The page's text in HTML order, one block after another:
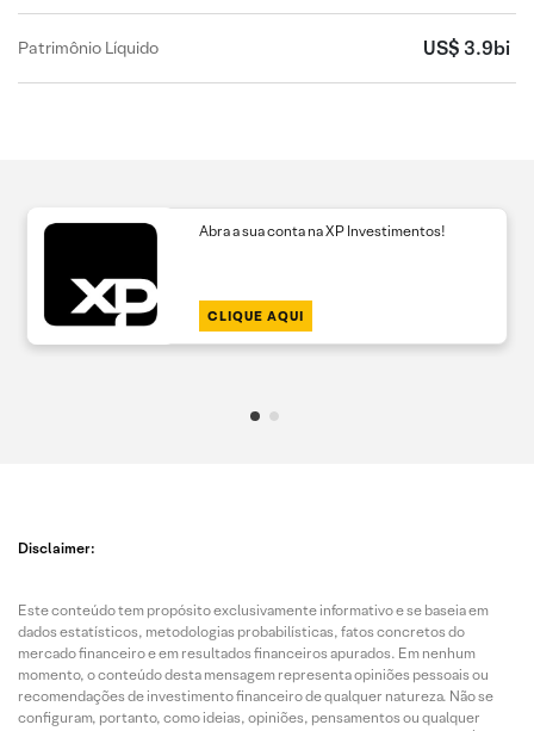
Patrimônio Líquido US$ 3.9bi
Abra a sua conta na XP Investimentos!
CLIQUE AQUI
Disclaimer:
Este conteúdo tem propósito exclusivamente informativo e se baseia em
dados estatísticos, metodologias probabilísticas, fatos concretos do
mercado financeiro e em resultados financeiros apurados. Em nenhum
momento, o conteúdo desta mensagem representa opiniões pessoais ou
recomendações de investimento financeiro de qualquer natureza. Não se
configuram, portanto, como ideias, opiniões, pensamentos ou qualquer